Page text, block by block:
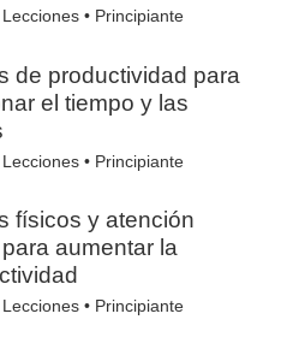
Lecciones • Principiante
de productividad para
el tiempo y las
Lecciones • Principiante
físicos y atención
aumentar la
Lecciones • Principiante